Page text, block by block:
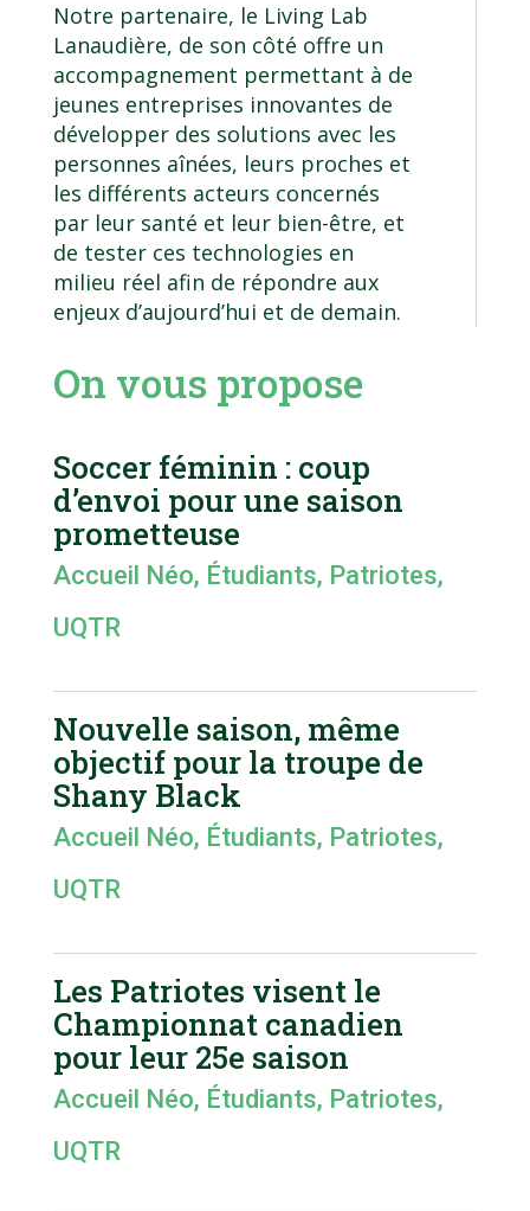
Notre partenaire, le Living Lab
Lanaudière, de son côté offre un
accompagnement permettant à de
jeunes entreprises innovantes de
développer des solutions avec les
personnes aînées, leurs proches et
les différents acteurs concernés
par leur santé et leur bien-être, et
de tester ces technologies en
milieu réel afin de répondre aux
enjeux d’aujourd’hui et de demain.
On vous propose
Soccer féminin : coup
d’envoi pour une saison
prometteuse
Accueil Néo, Étudiants, Patriotes,
UQTR
Nouvelle saison, même
objectif pour la troupe de
Shany Black
Accueil Néo, Étudiants, Patriotes,
UQTR
Les Patriotes visent le
Championnat canadien
pour leur 25e saison
Accueil Néo, Étudiants, Patriotes,
UQTR